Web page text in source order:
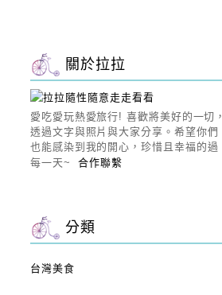
關於拉拉
愛吃愛玩熱愛旅行! 喜歡將美好的一切，
透過文字與照片與大家分享。希望你們
也能感染到我的開心，珍惜且幸福的過
每一天~合作聯繫
分類
台灣美食